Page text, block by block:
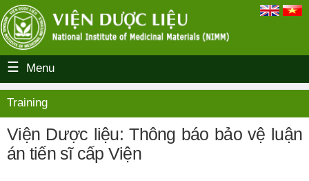
Menu
Training
Viện Dược liệu: Thông báo bảo vệ luận
án tiến sĩ cấp Viện